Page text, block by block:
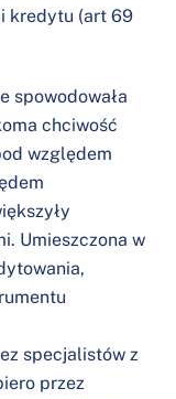
kredytu (art 69
spowodowała
chciwość
względem
Umieszczona w
specjalistów z
przez